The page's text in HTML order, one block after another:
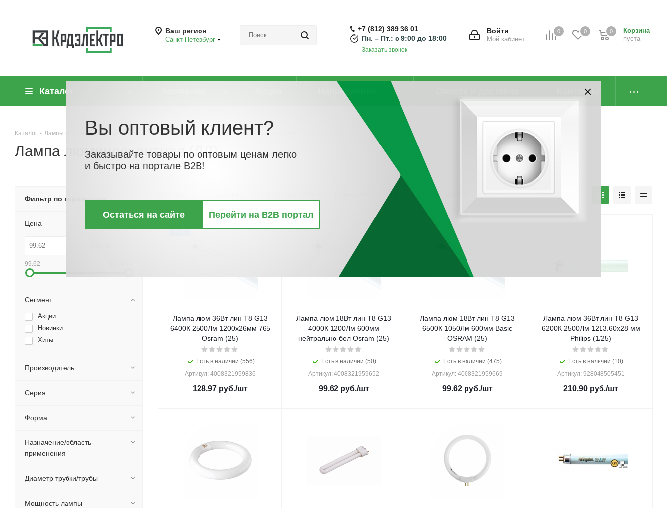
Ваш регион
Санкт-Петербург
0 0
Корзина
пуста
0
Войти
Мой кабинет
+7 (812) 389 36 01
Пн. – Пт.: с 9:00 до 18:00
Заказать звонок
Каталог Направления Контакты
Каталог - Лампы (источники света) - Лампы люминесцентные - Лампа люминесцентная (ЛЛ)
Лампа люминесцентная (ЛЛ)
По цене По наличию
ХИТ
Лампа люм 36Вт лин Т8 G13
6400К 2500Лм 1200х26мм 765
Osram (25)
Есть в наличии (556)
Артикул: 4008321959836
128.97 руб./шт
Лампа люм 18Вт лин Т8 G13
4000К 1200Лм 600мм
нейтрально-бел Osram (25)
Есть в наличии (50)
Артикул: 4008321959652
99.62руб./шт
Лампа люм 18Вт лин Т8 G13
6500К 1050Лм 600мм Basic
OSRAM (25)
Есть в наличии (475)
Артикул: 4008321959669
99.62руб./шт
Лампа люм 36Вт лин Т8 G13
6200К 2500Лм 1213.60х28 мм
Philips (1/25)
Есть в наличии (10)
Артикул: 928048505451
210.90 руб./шт
Фильтр по параметрам
Цена
99.62
Сегмент
Акции
Новинки
Хиты
Производитель
Серия
Форма
Назначение/область
применения
Диаметр трубки/трубы
Мощность лампы
Вы оптовый клиент?
Заказывайте товары по оптовым ценам легко
и быстро на портале B2B!
Остаться на сайте Перейти на B2B портал